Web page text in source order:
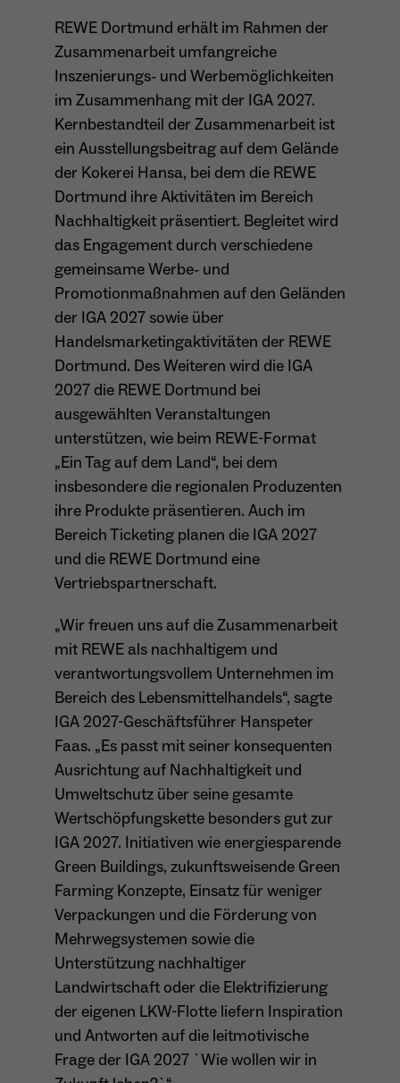
Name cookie_optin
Laufzeit 1 Monat
Speichert den Zustimmungsstatus des
Benutzers für Cookies auf der aktuellen
Domäne.
Zweck Speichert die Herkunft des Besuchers.
MATOMO_SESSID
Anbieter Matomo
Laufzeit Sitzung
Zweck
Temporäre Session-ID, ohne
personenbezogene Daten.
Name
Anbieter Google Analytics
Laufzeit 1 Jahr
Unterscheidung der Webseitenbesucher.
Name _ga_TNS3S6RE8W
Anbieter Google LLC
Zweck
Vergibt eine zufällige, pseudonyme ID, damit
erkannt wird, ob ein Besucher neu oder
wiederkehrend ist.
Name _gcl_au
Anbieter Google LLC
Laufzeit 4 Monate
Zweck
- Wird von Google Ads / Google Tag Manager
verwendet - Dient der Conversion-Erfassung
und Werbewirksamkeitsmessung - Hilft zu
verstehen, wie Nutzer mit Anzeigen
interagieren
Name _fbp
REWE Dortmund erhält im Rahmen der
Zusammenarbeit umfangreiche
Inszenierungs- und Werbemöglichkeiten
im Zusammenhang mit der IGA 2027.
Kernbestandteil der Zusammenarbeit ist
ein Ausstellungsbeitrag auf dem Gelände
der Kokerei Hansa, bei dem die REWE
Dortmund ihre Aktivitäten im Bereich
Nachhaltigkeit präsentiert. Begleitet wird
das Engagement durch verschiedene
gemeinsame Werbe- und
Promotionmaßnahmen auf den Geländen
der IGA 2027 sowie über
Handelsmarketingaktivitäten der REWE
Dortmund. Des Weiteren wird die IGA
2027 die REWE Dortmund bei
ausgewählten Veranstaltungen
unterstützen, wie beim REWE-Format
„Ein Tag auf dem Land“, bei dem
insbesondere die regionalen Produzenten
ihre Produkte präsentieren. Auch im
Bereich Ticketing planen die IGA 2027
und die REWE Dortmund eine
Vertriebspartnerschaft.
„Wir freuen uns auf die Zusammenarbeit
mit REWE als nachhaltigem und
verantwortungsvollem Unternehmen im
Bereich des Lebensmittelhandels“, sagte
IGA 2027-Geschäftsführer Hanspeter
Faas. „Es passt mit seiner konsequenten
Ausrichtung auf Nachhaltigkeit und
Umweltschutz über seine gesamte
Wertschöpfungskette besonders gut zur
IGA 2027. Initiativen wie energiesparende
Green Buildings, zukunftsweisende Green
Farming Konzepte, Einsatz für weniger
Verpackungen und die Förderung von
Mehrwegsystemen sowie die
Unterstützung nachhaltiger
Landwirtschaft oder die Elektrifizierung
der eigenen LKW-Flotte liefern Inspiration
und Antworten auf die leitmotivische
Frage der IGA 2027 `Wie wollen wir in